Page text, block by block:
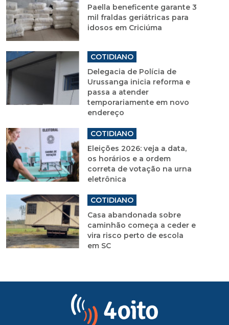
Paella beneficente garante 3
mil fraldas geriátricas para
idosos em Criciúma
COTIDIANO
Delegacia de Polícia de
Urussanga inicia reforma e
passa a atender
temporariamente em novo
endereço
COTIDIANO
Eleições 2026: veja a data,
os horários e a ordem
correta de votação na urna
eletrônica
COTIDIANO
Casa abandonada sobre
caminhão começa a ceder e
vira risco perto de escola
em SC